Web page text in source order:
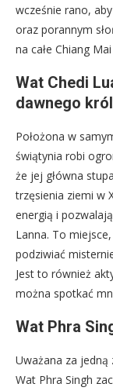
wcześnie rano,
oraz porannym
na całe Chiang
Wat Chedi
dawnego
Położona w
świątynia robi
że jej główna
trzęsienia ziemi w
energią i
Lanna. To
podziwiać
Jest to również
można spotkać
Wat Phra
Uważana za jedną
Wat Phra Singh